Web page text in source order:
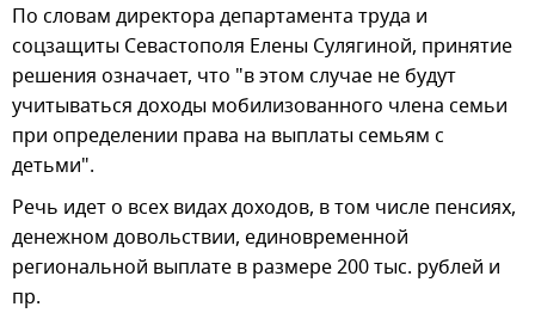
По словам директора департамента труда и
соцзащиты Севастополя Елены Сулягиной, принятие
решения означает, что "в этом случае не будут
учитываться доходы мобилизованного члена семьи
при определении права на выплаты семьям с
детьми".
Речь идет о всех видах доходов, в том числе пенсиях,
денежном довольствии, единовременной
региональной выплате в размере 200 тыс. рублей и
пр.